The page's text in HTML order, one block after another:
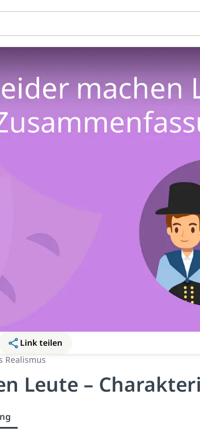
Link teilen
Realismus
Leute –